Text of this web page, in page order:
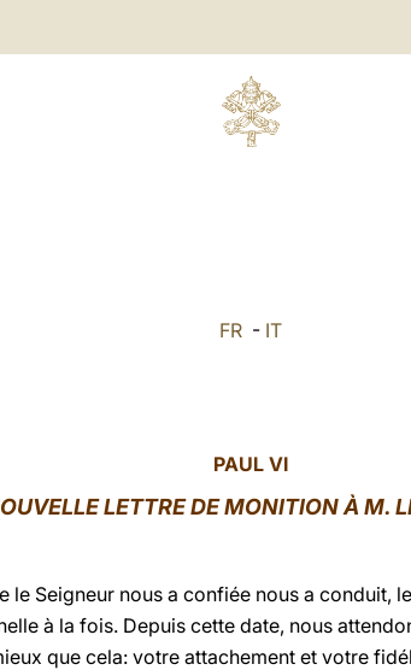
FR - IT
PAUL VI
LETTRE DE MONITION À M.
le Seigneur nous a confiée nous a conduit,
à la fois. Depuis cette date, nοus
que cela: votre attachement et votre